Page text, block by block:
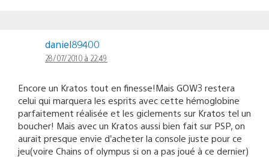
daniel89400
28/07/2010 à 22:49
Encore un Kratos tout en finesse!Mais GOW3 restera
celui qui marquera les esprits avec cette hémoglobine
parfaitement réalisée et les giclements sur Kratos tel un
boucher! Mais avec un Kratos aussi bien fait sur PSP, on
aurait presque envie d’acheter la console juste pour ce
jeu(voire Chains of olympus si on a pas joué à ce dernier)